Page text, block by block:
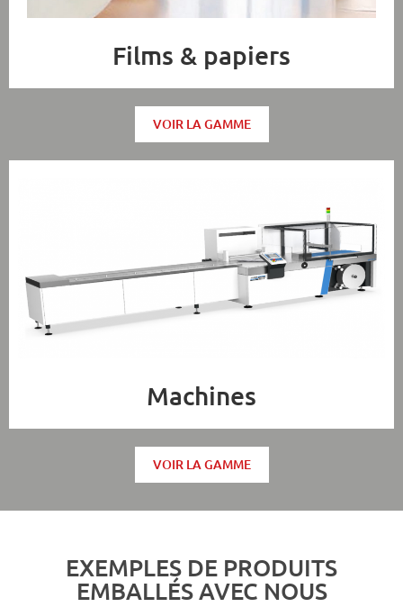
Films & papiers
VOIR LA GAMME
Machines
VOIR LA GAMME
EXEMPLES DE PRODUITS
EMBALLÉS AVEC NOUS​